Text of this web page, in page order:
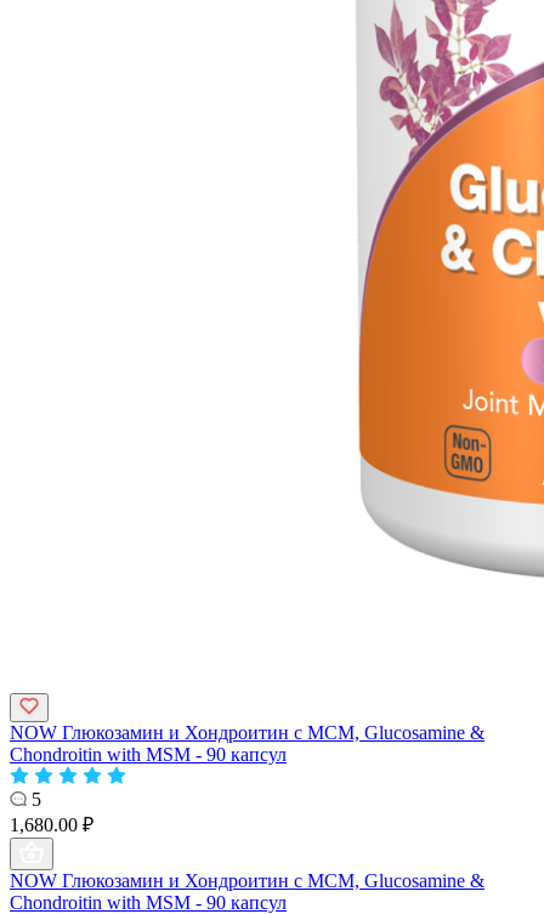
NOW Глюкозамин и Хондроитин с МСМ, Glucosamine &
Chondroitin with MSM - 90 капсул
5
1,680.00 ₽
NOW Глюкозамин и Хондроитин с МСМ, Glucosamine &
Chondroitin with MSM - 90 капсул